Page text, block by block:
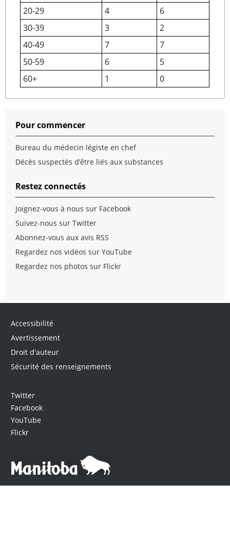
20-29
4
6
30-39
3
2
40-49
7
7
50-59
6
5
60+
1 0
Pour commencer
Bureau du médecin légiste en chef
Décès suspectés d’être liés aux substances
Restez connectés
Joignez-vous à nous sur Facebook
Suivez-nous sur Twitter
Abonnez-vous aux avis RSS
Regardez nos vidéos sur YouTube
Regardez nos photos sur Flickr
Accessibilité
Avertissement
Droit d'auteur
Sécurité des renseignements
Twitter
Facebook
YouTube
Flickr